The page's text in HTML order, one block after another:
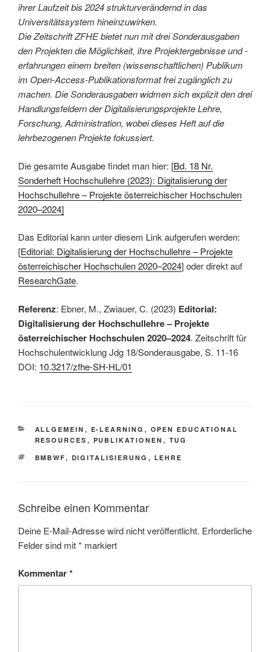
ihrer Laufzeit bis 2024 strukturverändernd in das
Universitätssystem hineinzuwirken.
Die Zeitschrift ZFHE bietet nun mit drei Sonderausgaben
den Projekten die Möglichkeit, ihre Projektergebnisse und -
erfahrungen einem breiten (wissenschaftlichen) Publikum
im Open-Access-Publikationsformat frei zugänglich zu
machen. Die Sonderausgaben widmen sich explizit den drei
Handlungsfeldern der Digitalisierungsprojekte Lehre,
Forschung, Administration, wobei dieses Heft auf die
lehrbezogenen Projekte fokussiert.
Die gesamte Ausgabe findet man hier: [Bd. 18 Nr.
Sonderheft Hochschullehre (2023): Digitalisierung der
Hochschullehre – Projekte österreichischer Hochschulen
2020–2024]
Das Editorial kann unter diesem Link aufgerufen werden:
[Editorial: Digitalisierung der Hochschullehre – Projekte
österreichischer Hochschulen 2020–2024] oder direkt auf
ResearchGate.
Referenz: Ebner, M., Zwiauer, C. (2023) Editorial:
Digitalisierung der Hochschullehre – Projekte
österreichischer Hochschulen 2020–2024. Zeitschrift für
Hochschulentwicklung Jdg 18/Sonderausgabe, S. 11-16
DOI: 10.3217/zfhe-SH-HL/01
KATEGORIEN
ALLGEMEIN , E-LEARNING , OPEN EDUCATIONAL
RESOURCES , PUBLIKATIONEN , TUG
SCHLAGWÖRTER
BMBWF, DIGITALISIERUNG , LEHRE
Schreibe einen Kommentar
Deine E-Mail-Adresse wird nicht veröffentlicht. Erforderliche
Felder sind mit* markiert
Kommentar*